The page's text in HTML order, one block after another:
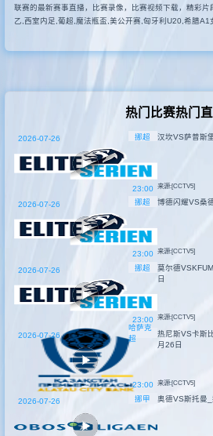
联赛的最新赛事直播，比赛录像，比赛视频下载，精彩片
乙,西室内足,葡超,魔法瓶盃,美公开赛,匈牙利U20,希腊A1
热门比赛热门
挪超
23:00
2026-07-26 汉坎VS萨普斯
来源:[CCTV5]
挪超
23:00
2026-07-26 博德闪耀VS桑
来源:[CCTV5]
挪超
23:00
2026-07-26
莫尔德
日
来源:[CCTV5]
哈萨克
超
23:00
2026-07-26
热尼斯VS卡斯
月26日
来源:[CCTV5]
挪甲
2026-07-26 奥德VS斯托曼